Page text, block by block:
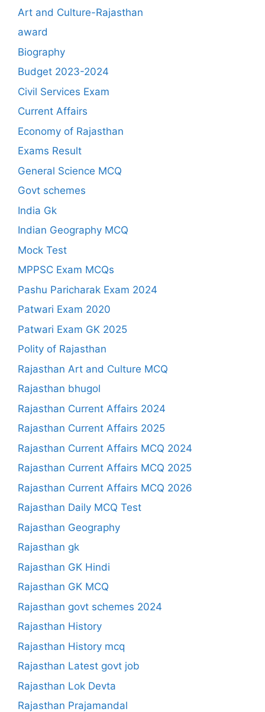
Art and Culture-Rajasthan
award
Biography
Budget 2023-2024
Civil Services Exam
Current Affairs
Economy of Rajasthan
Exams Result
General Science MCQ
Govt schemes
India Gk
Indian Geography MCQ
Mock Test
MPPSC Exam MCQs
Pashu Paricharak Exam 2024
Patwari Exam 2020
Patwari Exam GK 2025
Polity of Rajasthan
Rajasthan Art and Culture MCQ
Rajasthan bhugol
Rajasthan Current Affairs 2024
Rajasthan Current Affairs 2025
Rajasthan Current Affairs MCQ 2024
Rajasthan Current Affairs MCQ 2025
Rajasthan Current Affairs MCQ 2026
Rajasthan Daily MCQ Test
Rajasthan Geography
Rajasthan gk
Rajasthan GK Hindi
Rajasthan GK MCQ
Rajasthan govt schemes 2024
Rajasthan History
Rajasthan History mcq
Rajasthan Latest govt job
Rajasthan Lok Devta
Rajasthan Prajamandal